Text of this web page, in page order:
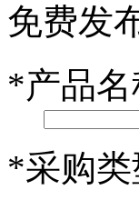
免费发
*产品名
*采购类